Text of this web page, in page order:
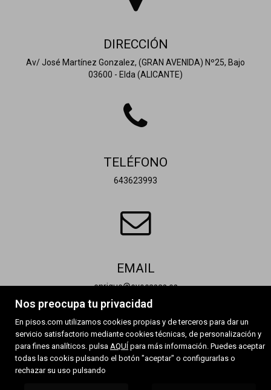
Nos preocupa tu privacidad
En pisos.com utilizamos cookies propias y de terceros para dar un
servicio satisfactorio mediante cookies técnicas, de personalización y
para fines analíticos. pulsa AQUÍ para más información. Puedes aceptar
todas las cookis pulsando el botón "aceptar" o configurarlas o
rechazar su uso pulsando
DIRECCIÓN
Av/ José Martínez Gonzalez, (GRAN AVENIDA) Nº25, Bajo
03600 - Elda (ALICANTE)
TELÉFONO
643623993
EMAIL
enrique@evocasas.es
Contactar